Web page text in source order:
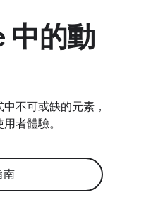
中的動
不可或缺的元素，
者體驗。
南